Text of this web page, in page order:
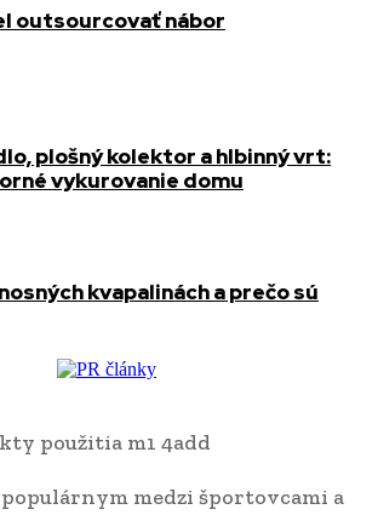
outsourcovať nábor
plošný kolektor a hlbinný vrt:
vykurovanie domu
kvapalinách a prečo sú
použitia m1 4add
populárnym medzi športovcami a